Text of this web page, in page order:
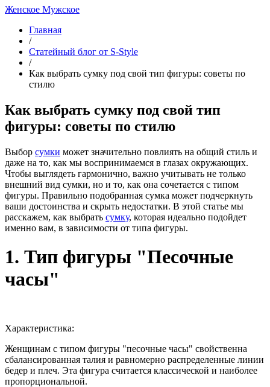
Женское Мужское
Главная
/
Статейный блог от S-Style
/
Как выбрать сумку под свой тип фигуры: советы по
стилю
Как выбрать сумку под свой тип
фигуры: советы по стилю
Выбор сумки может значительно повлиять на общий стиль и
даже на то, как мы воспринимаемся в глазах окружающих.
Чтобы выглядеть гармонично, важно учитывать не только
внешний вид сумки, но и то, как она сочетается с типом
фигуры. Правильно подобранная сумка может подчеркнуть
ваши достоинства и скрыть недостатки. В этой статье мы
расскажем, как выбрать сумку, которая идеально подойдет
именно вам, в зависимости от типа фигуры.
1. Тип фигуры "Песочные
часы"
Характеристика:
Женщинам с типом фигуры "песочные часы" свойственна
сбалансированная талия и равномерно распределенные линии
бедер и плеч. Эта фигура считается классической и наиболее
пропорциональной.